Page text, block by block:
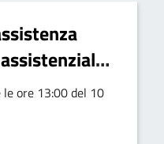
ore 13:00 del 10